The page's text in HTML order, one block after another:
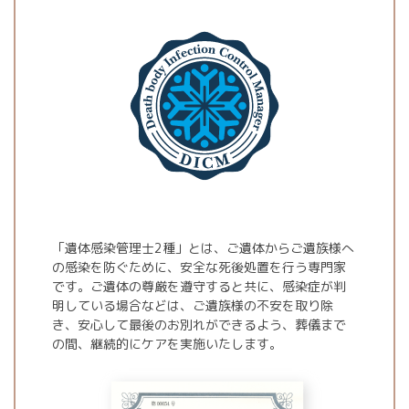
「遺体感染管理士2種」とは、ご遺体からご遺族様へ
の感染を防ぐために、安全な死後処置を行う専門家
です。ご遺体の尊厳を遵守すると共に、感染症が判
明している場合などは、ご遺族様の不安を取り除
き、安心して最後のお別れができるよう、葬儀まで
の間、継続的にケアを実施いたします。